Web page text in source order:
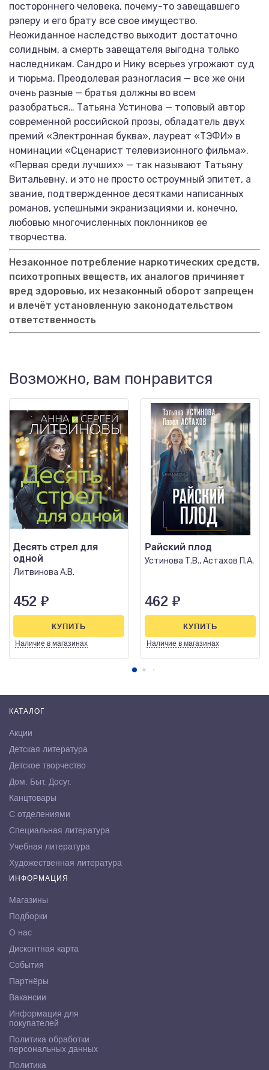
постороннего человека, почему-то завещавшего
рэперу и его брату все свое имущество.
Неожиданное наследство выходит достаточно
солидным, а смерть завещателя выгодна только
наследникам. Сандро и Нику всерьез угрожают суд
и тюрьма. Преодолевая разногласия — все же они
очень разные — братья должны во всем
разобраться… Татьяна Устинова — топовый автор
современной российской прозы, обладатель двух
премий «Электронная буква», лауреат «ТЭФИ» в
номинации «Сценарист телевизионного фильма».
«Первая среди лучших» — так называют Татьяну
Витальевну, и это не просто остроумный эпитет, а
звание, подтвержденное десятками написанных
романов, успешными экранизациями и, конечно,
любовью многочисленных поклонников ее
творчества.
Незаконное потребление наркотических средств,
психотропных веществ, их аналогов причиняет
вред здоровью, их незаконный оборот запрещен
и влечёт установленную законодательством
ответственность
Возможно, вам понравится
Десять стрел для
одной
Литвинова А.В.
452 ₽
Наличие в магазинах
КУПИТЬ
Райский плод
Устинова Т.В., Астахов П.А.
462 ₽
Наличие в магазинах
КУПИТЬ
КАТАЛОГ
Акции
Детская литература
Детское творчество
Дом. Быт. Досуг.
Канцтовары
С отделениями
Специальная литература
Учебная литература
Художественная литература
ИНФОРМАЦИЯ
Магазины
Подборки
О нас
Дисконтная карта
События
Партнёры
Вакансии
Информация для
покупателей
Политика обработки
персональных данных
Политика